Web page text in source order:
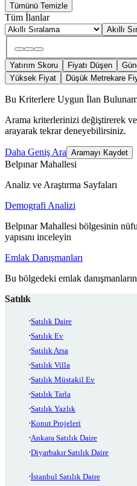
Tümünü Temizle
Tüm İlanlar
Akıllı
Yatırım Skoru Fiyatı Düşen
Yüksek Fiyat
Düşük Metrekare
Bu Kriterlere Uygun İlan
Arama kriterlerinizi değiştirerek
arayarak tekrar deneyebilirsiniz.
Daha Geniş Ara Aramayı Kaydet
Belpınar Mahallesi
Analiz ve Araştırma Sayfaları
Demografi Analizi
Belpınar Mahallesi bölgesinin
yapısını inceleyin
Emlak Danışmanları
Bu bölgedeki emlak
Satılık
Satılık Daire
Satılık Ev
Satılık Arsa
Satılık Villa
Satılık Müstakil Ev
Satılık Tarla
Satılık Yazlık
Konut Projeleri
Ankara Satılık Daire
Diyarbakır Satılık Daire
İstanbul Satılık Daire